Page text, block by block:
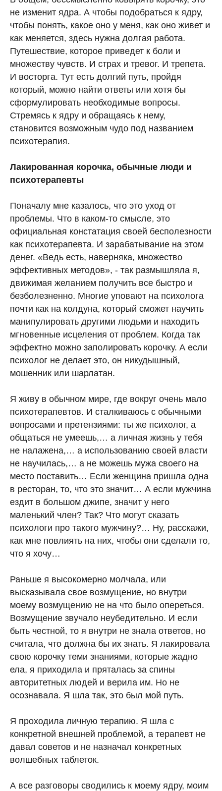
не изменит ядра. А чтобы подобраться к ядру,
чтобы понять, какое оно у меня, как оно живет и
как меняется, здесь нужна долгая работа.
Путешествие, которое приведет к боли и
множеству чувств. И страх и тревог. И трепета.
И восторга. Тут есть долгий путь, пройдя
который, можно найти ответы или хотя бы
сформулировать необходимые вопросы.
Стремясь к ядру и обращаясь к нему,
становится возможным чудо под названием
психотерапия.
Лакированная корочка, обычные люди и
психотерапевты
Поначалу мне казалось, что это уход от
проблемы. Что в каком-то смысле, это
официальная констатация своей бесполезности
как психотерапевта. И зарабатывание на этом
денег. «Ведь есть, наверняка, множество
эффективных методов», - так размышляла я,
движимая желанием получить все быстро и
безболезненно. Многие уповают на психолога
почти как на колдуна, который сможет научить
манипулировать другими людьми и находить
мгновенные исцеления от проблем. Когда так
эффектно можно заполировать корочку. А если
психолог не делает это, он никудышный,
мошенник или шарлатан.
Я живу в обычном мире, где вокруг очень мало
психотерапевтов. И сталкиваюсь с обычными
вопросами и претензиями: ты же психолог, а
общаться не умеешь,… а личная жизнь у тебя
не налажена,… а использованию своей власти
не научилась,… а не можешь мужа своего на
место поставить… Если женщина пришла одна
в ресторан, то, что это значит… А если мужчина
ездит в большом джипе, значит у него
маленький член? Так? Что могут сказать
психологи про такого мужчину?… Ну, расскажи,
как мне повлиять на них, чтобы они сделали то,
что я хочу…
Раньше я высокомерно молчала, или
высказывала свое возмущение, но внутри
моему возмущению не на что было опереться.
Возмущение звучало неубедительно. И если
быть честной, то я внутри не знала ответов, но
считала, что должна бы их знать. Я лакировала
свою корочку теми знаниями, которые жадно
ела, я приходила и пряталась за спины
авторитетных людей и верила им. Но не
осознавала. Я шла так, это был мой путь.
Я проходила личную терапию. Я шла с
конкретной внешней проблемой, а терапевт не
давал советов и не назначал конкретных
волшебных таблеток.
А все разговоры сводились к моему ядру, моим